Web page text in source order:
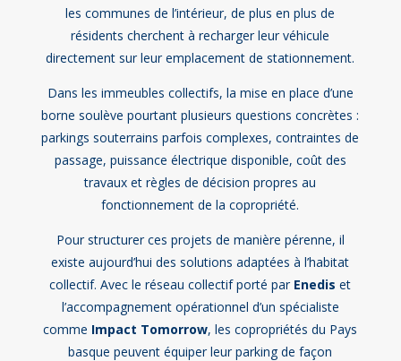
les communes de l’intérieur, de plus en plus de
résidents cherchent à recharger leur véhicule
directement sur leur emplacement de stationnement.
Dans les immeubles collectifs, la mise en place d’une
borne soulève pourtant plusieurs questions concrètes :
parkings souterrains parfois complexes, contraintes de
passage, puissance électrique disponible, coût des
travaux et règles de décision propres au
fonctionnement de la copropriété.
Pour structurer ces projets de manière pérenne, il
existe aujourd’hui des solutions adaptées à l’habitat
collectif. Avec le réseau collectif porté par Enedis et
l’accompagnement opérationnel d’un spécialiste
comme Impact Tomorrow, les copropriétés du Pays
basque peuvent équiper leur parking de façon